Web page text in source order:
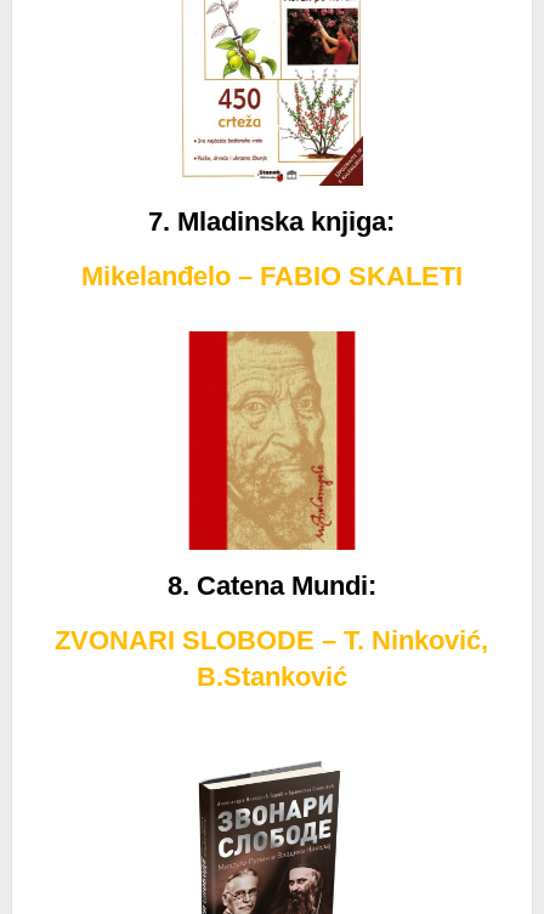
7. Mladinska knjiga:
Mikelanđelo – FABIO SKALETI
8. Catena Mundi:
ZVONARI SLOBODE – T. Ninković,
B.Stanković